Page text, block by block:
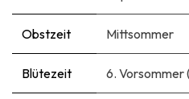
Obstzeit Mittsommer
Blütezeit 6. Vorsommer